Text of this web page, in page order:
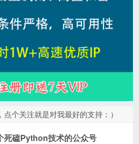
点个关注就是对我最好的支持：）
死磕Python技术的公众号